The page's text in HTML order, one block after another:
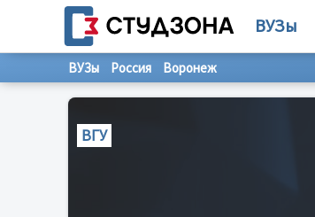
ВУЗы
ВУЗы Россия Воронеж
ВГУ